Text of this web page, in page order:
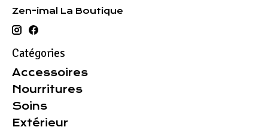
Zen-imal La Boutique
Catégories
Accessoires
Nourritures
Soins
Extérieur